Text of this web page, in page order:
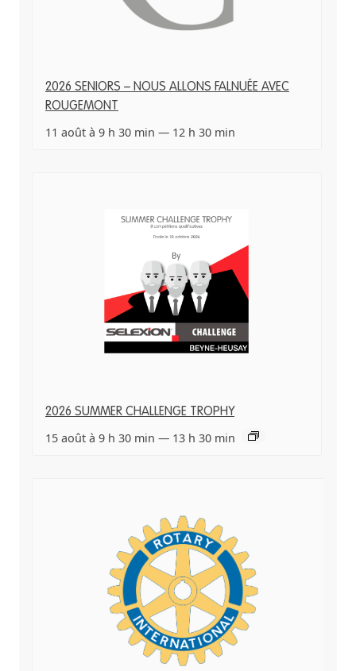
2026 SENIORS – NOUS ALLONS FALNUÉE AVEC
ROUGEMONT
11 août à 9 h 30 min — 12 h 30 min
2026 SUMMER CHALLENGE TROPHY
15 août à 9 h 30 min — 13 h 30 min